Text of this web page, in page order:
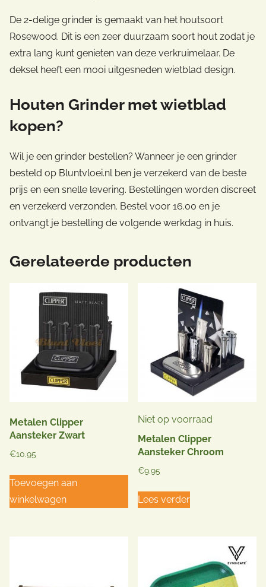
De 2-delige grinder is gemaakt van het houtsoort
Rosewood. Dit is een zeer duurzaam soort hout zodat je
extra lang kunt genieten van deze verkruimelaar. De
deksel heeft een mooi uitgesneden wietblad design.
Houten Grinder met wietblad
kopen?
Wil je een grinder bestellen? Wanneer je een grinder
besteld op Bluntvloei.nl ben je verzekerd van de beste
prijs en een snelle levering. Bestellingen worden discreet
en verzekerd verzonden. Bestel voor 16.00 en je
ontvangt je bestelling de volgende werkdag in huis.
Gerelateerde producten
Metalen Clipper
Aansteker Zwart
€10.95
Toevoegen aan
winkelwagen
Niet op voorraad
Metalen Clipper
Aansteker Chroom
€9.95
Lees verder